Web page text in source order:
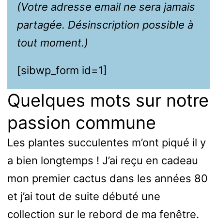
(Votre adresse email ne sera jamais
partagée. Désinscription possible à
tout moment.)
[sibwp_form id=1]
Quelques mots sur notre
passion commune
Les plantes succulentes m’ont piqué il y
a bien longtemps ! J’ai reçu en cadeau
mon premier cactus dans les années 80
et j’ai tout de suite débuté une
collection sur le rebord de ma fenêtre.